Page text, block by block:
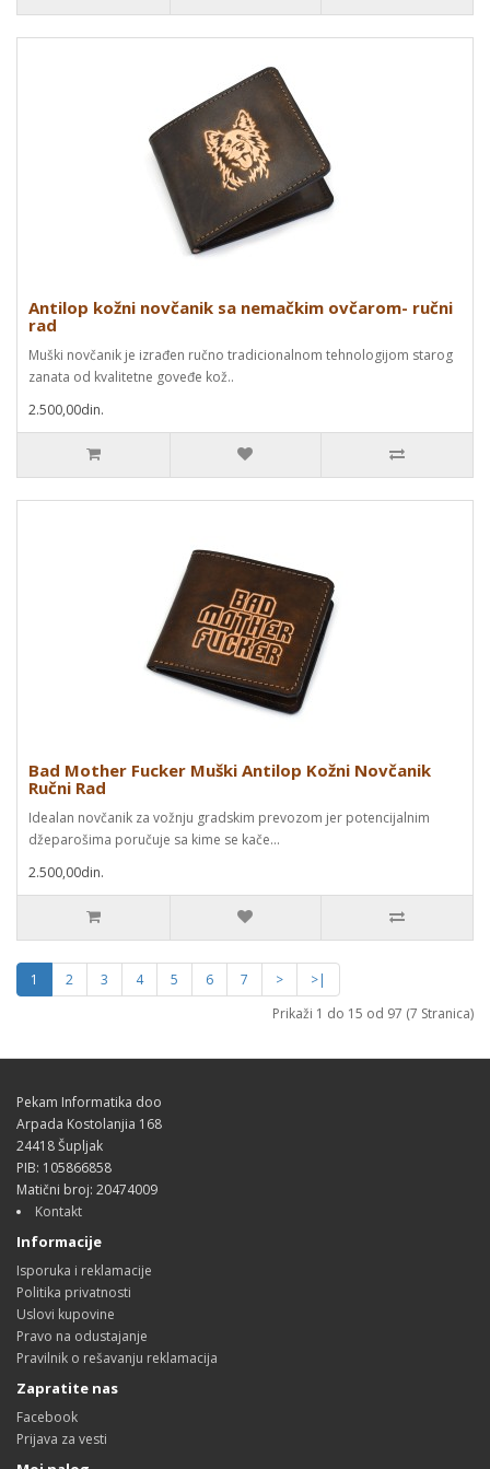
Antilop kožni novčanik sa nemačkim ovčarom- ručni
rad
Muški novčanik je izrađen ručno tradicionalnom tehnologijom starog
zanata od kvalitetne goveđe kož..
2.500,00din.
Bad Mother Fucker Muški Antilop Kožni Novčanik
Ručni Rad
Idealan novčanik za vožnju gradskim prevozom jer potencijalnim
džeparošima poručuje sa kime se kače...
2.500,00din.
1 2 3 4 5 6 7 >
>|
Prikaži 1 do 15 od 97 (7 Stranica)
Pekam Informatika doo
Arpada Kostolanjia 168
24418 Šupljak
PIB: 105866858
Matični broj: 20474009
Kontakt
Informacije
Isporuka i reklamacije
Politika privatnosti
Uslovi kupovine
Pravo na odustajanje
Pravilnik o rešavanju reklamacija
Zapratite nas
Facebook
Prijava za vesti